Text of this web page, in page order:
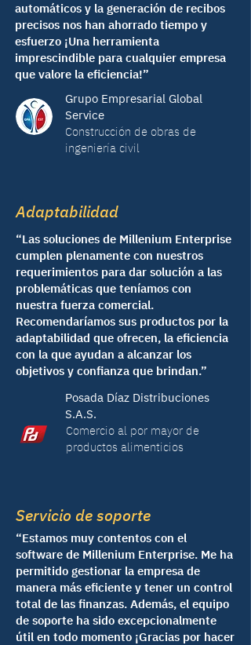
automáticos y la generación de recibos
precisos nos han ahorrado tiempo y
esfuerzo ¡Una herramienta
imprescindible para cualquier empresa
que valore la eficiencia!”
Grupo Empresarial Global
Service
Construcción de obras de
ingeniería civil
Adaptabilidad
“Las soluciones de Millenium Enterprise
cumplen plenamente con nuestros
requerimientos para dar solución a las
problemáticas que teníamos con
nuestra fuerza comercial.
Recomendaríamos sus productos por la
adaptabilidad que ofrecen, la eficiencia
con la que ayudan a alcanzar los
objetivos y confianza que brindan.”
Posada Díaz Distribuciones
S.A.S.
Comercio al por mayor de
productos alimenticios
Servicio de soporte
“Estamos muy contentos con el
software de Millenium Enterprise. Me ha
permitido gestionar la empresa de
manera más eficiente y tener un control
total de las finanzas. Además, el equipo
de soporte ha sido excepcionalmente
útil en todo momento ¡Gracias por hacer